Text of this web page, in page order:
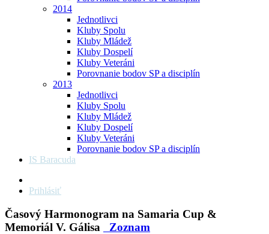
2014
Jednotlivci
Kluby Spolu
Kluby Mládež
Kluby Dospelí
Kluby Veteráni
Porovnanie bodov SP a disciplín
2013
Jednotlivci
Kluby Spolu
Kluby Mládež
Kluby Dospelí
Kluby Veteráni
Porovnanie bodov SP a disciplín
IS Baracuda
Prihlásiť
Časový Harmonogram na Samaria Cup &
Memoriál V. Gálisa
Zoznam